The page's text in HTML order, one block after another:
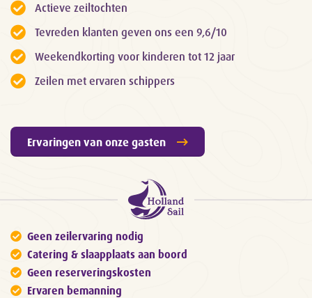
Actieve zeiltochten
Tevreden klanten geven ons een 9,6/10
Weekendkorting voor kinderen tot 12 jaar
Zeilen met ervaren schippers
Ervaringen van onze gasten
Geen zeilervaring nodig
Catering & slaapplaats aan boord
Geen reserveringskosten
Ervaren bemanning